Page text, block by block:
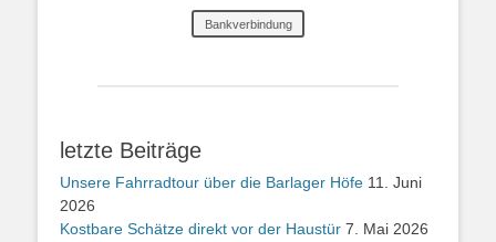
Bankverbindung
letzte Beiträge
Unsere Fahrradtour über die Barlager Höfe 11. Juni
2026
Kostbare Schätze direkt vor der Haustür 7. Mai 2026